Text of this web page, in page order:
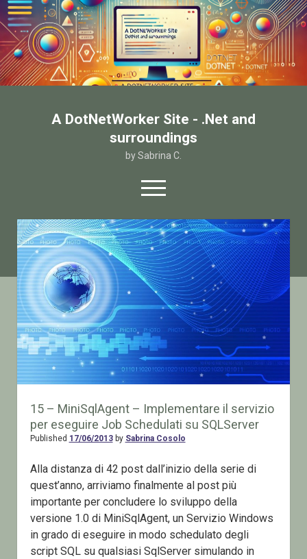
A DotNetWorker Site - .Net and
surroundings
by Sabrina C.
open
menu
twitterfacebook
email-form
Home
Chi sono
Contatto
15 – MiniSqlAgent – Implementare il servizio
per eseguire Job Schedulati su SQLServer
Published 17/06/2013by Sabrina Cosolo
Alla distanza di 42 post dall’inizio della serie di
quest’anno, arriviamo finalmente al post più
importante per concludere lo sviluppo della
versione 1.0 di MiniSqlAgent, un Servizio Windows
in grado di eseguire in modo schedulato degli
script SQL su qualsiasi SqlServer simulando in